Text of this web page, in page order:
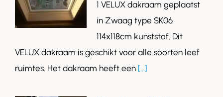
1 VELUX dakraam geplaatst
in Zwaag type SK06
114x118cm kunststof. Dit
VELUX dakraam is geschikt voor alle soorten leef
ruimtes. Het dakraam heeft een [...]